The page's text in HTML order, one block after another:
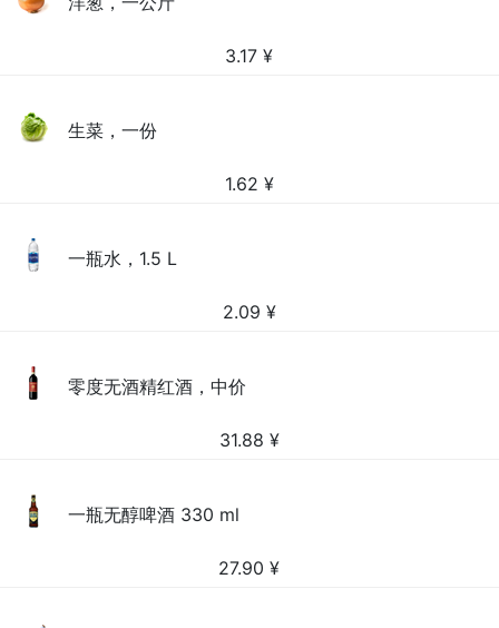
3.17 ¥
生菜，一份
1.62 ¥
一瓶水，1.5 L
2.09 ¥
零度无酒精红酒，中价
31.88 ¥
一瓶无醇啤酒 330 ml
27.90 ¥